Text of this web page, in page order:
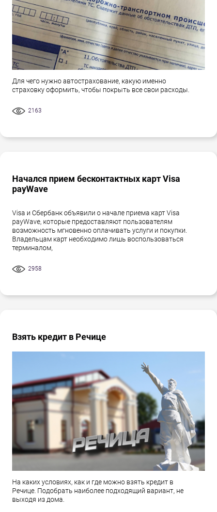
Для чего нужно автострахование, какую именно
страховку оформить, чтобы покрыть все свои расходы.
2163
Начался прием бесконтактных карт Visa
payWave
Visa и Сбербанк объявили о начале приема карт Visa
payWave, которые предоставляют пользователям
возможность мгновенно оплачивать услуги и покупки.
Владельцам карт необходимо лишь воспользоваться
терминалом,
2958
Взять кредит в Речице
На каких условиях, как и где можно взять кредит в
Речице. Подобрать наиболее подходящий вариант, не
выходя из дома.